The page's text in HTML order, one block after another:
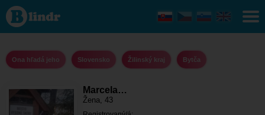
Marcela
1983 -
Ona
hľadá
Žilinský
kraj -
Bytča
Ona hľadá jeho Slovensko Žilinský kraj Bytča
Marcela…
Žena, 43